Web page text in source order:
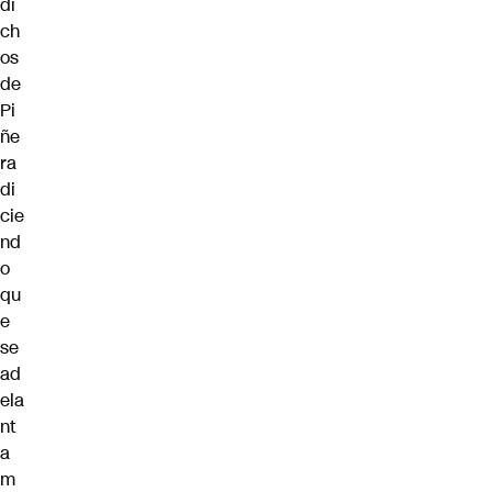
ch
os
de
Pi
ñe
ra
di
cie
nd
o
qu
e
se
ad
ela
nt
a
m